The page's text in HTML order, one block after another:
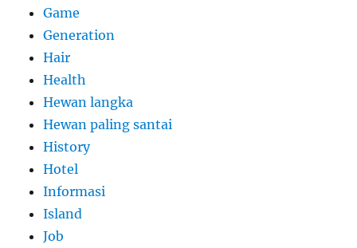
Game
Generation
Hair
Health
Hewan langka
Hewan paling santai
History
Hotel
Informasi
Island
Job